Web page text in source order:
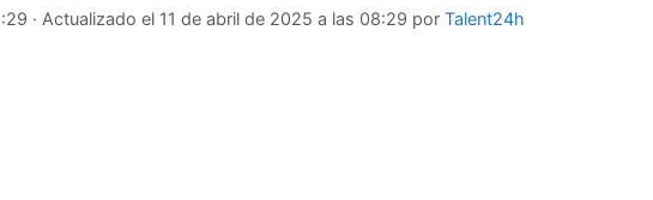
· Actualizado el 11 de abril de 2025 a las 08:29 por Talent24h